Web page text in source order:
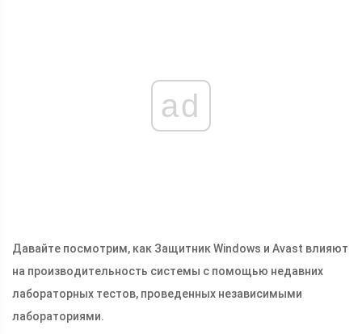
ad
Давайте посмотрим, как Защитник Windows и Avast влияют
на производительность системы с помощью недавних
лабораторных тестов, проведенных независимыми
лабораториями.